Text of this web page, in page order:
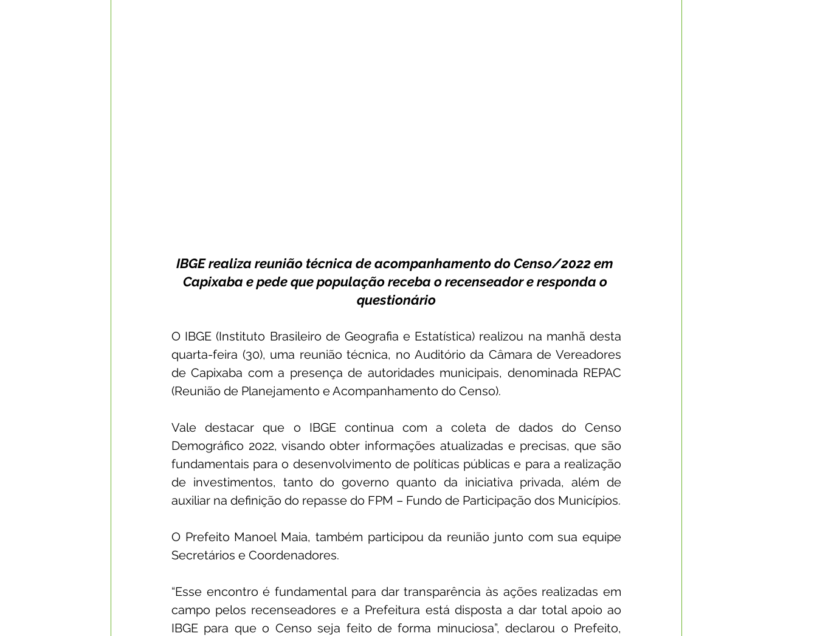
IBGE realiza reunião técnica de acompanhamento do Censo/2022 em
Capixaba e pede que população receba o recenseador e responda o
questionário
O IBGE (Instituto Brasileiro de Geografia e Estatística) realizou na manhã desta
quarta-feira (30), uma reunião técnica, no Auditório da Câmara de Vereadores
de Capixaba com a presença de autoridades municipais, denominada REPAC
(Reunião de Planejamento e Acompanhamento do Censo).
Vale destacar que o IBGE continua com a coleta de dados do Censo
Demográfico 2022, visando obter informações atualizadas e precisas, que são
fundamentais para o desenvolvimento de políticas públicas e para a realização
de investimentos, tanto do governo quanto da iniciativa privada, além de
auxiliar na definição do repasse do FPM – Fundo de Participação dos Municípios.
O Prefeito Manoel Maia, também participou da reunião junto com sua equipe
Secretários e Coordenadores.
“Esse encontro é fundamental para dar transparência às ações realizadas em
campo pelos recenseadores e a Prefeitura está disposta a dar total apoio ao
IBGE para que o Censo seja feito de forma minuciosa”, declarou o Prefeito,